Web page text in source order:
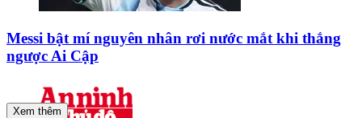
Messi bật mí nguyên nhân rơi nước mắt khi thắng
ngược Ai Cập
Xem thêm